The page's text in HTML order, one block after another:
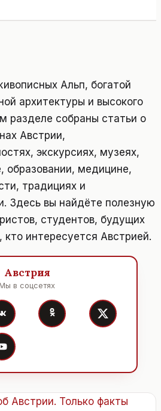
Альп, богатой
архитектуры и высокого
разделе собраны статьи о
Австрии,
экскурсиях, музеях,
образовании, медицине,
традициях и
Здесь вы найдёте полезную
студентов, будущих
кто интересуется Австрией.
Австрия
Мы в соцсетях